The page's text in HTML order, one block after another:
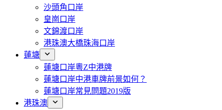
沙頭角口岸
皇崗口岸
文錦渡口岸
港珠澳大橋珠海口岸
蓮塘
蓮塘口岸粵Z中港牌
蓮塘口岸中港車牌前景如何？
蓮塘口岸常見問題2019版
港珠澳